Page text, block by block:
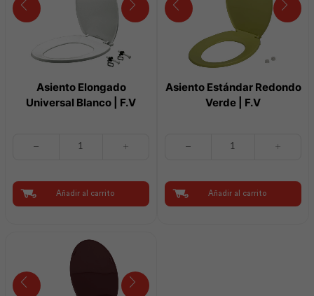
Asiento Elongado
Universal Blanco | F.V
Blanco
F.V
Añadir al carrito
Asiento Estándar Redondo
Verde | F.V
Verde
F.V
Añadir al carrito